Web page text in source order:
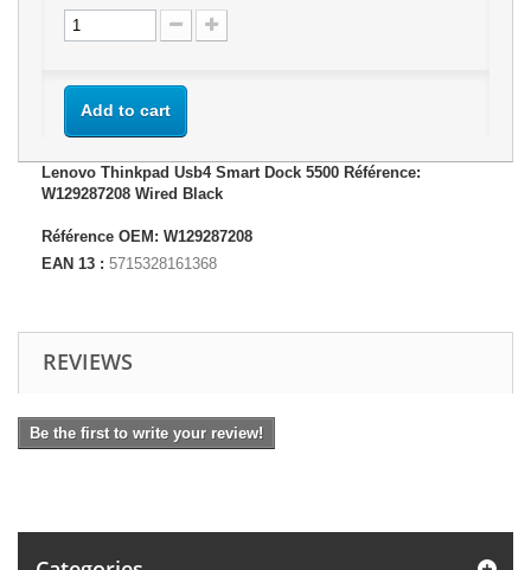
Add to cart
Lenovo Thinkpad Usb4 Smart Dock 5500 Référence:
W129287208 Wired Black
Référence OEM: W129287208
EAN 13 : 5715328161368
REVIEWS
Be the first to write your review!